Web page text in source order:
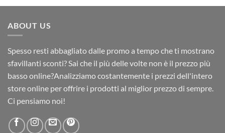
ABOUT US
Spesso resti abbagliato dalle promo a tempo che ti mostrano
sfavillanti sconti? Sai che il più delle volte non è il prezzo più
basso online?Analizziamo costantemente i prezzi dell'intero
store online per offrire i prodotti al miglior prezzo di sempre.
Ci pensiamo noi!